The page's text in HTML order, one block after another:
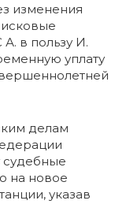
изменения
в пользу И.
уплату
делам
судебные
на новое
указав